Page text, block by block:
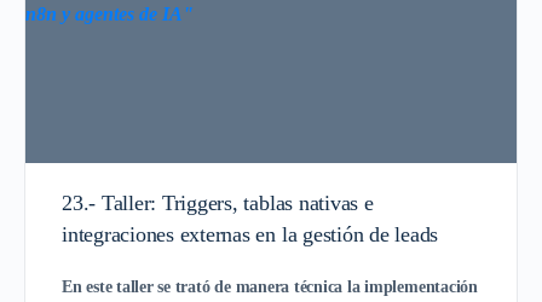
23.- Taller: Triggers, tablas nativas e
integraciones externas en la gestión de leads
En este taller se trató de manera técnica la implementación